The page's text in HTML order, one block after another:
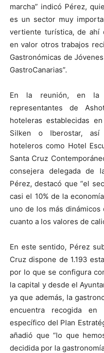
marcha” indicó Pérez,
es un sector muy
vertiente turística, de ahí
en valor otros trabajos
Gastronómicas de
GastroCanarias”.
En la reunión, en la
representantes de
hoteleras establecidas
Silken o Iberostar, así
hoteleros como Hotel
Santa Cruz
consejera delegada de
Pérez, destacó que “el
casi el 10% de la
uno de los más
cuanto a los valores de
En este sentido, Pérez
Cruz dispone de 1.193
por lo que se configura
la capital y desde el
ya que además, la
encuentra recogida en
específico del Plan
añadió que “lo que
decidida por la